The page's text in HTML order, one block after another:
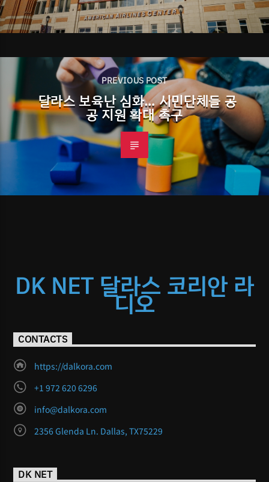
PREVIOUS POST
달라스 보육난 심화… 시민단체들 공
공 지원 확대 촉구
DK NET 달라스 코리안 라
디오
CONTACTS
https://dalkora.com
+1 972 620 6296
info@dalkora.com
2356 Glenda Ln. Dallas, TX75229
DK NET